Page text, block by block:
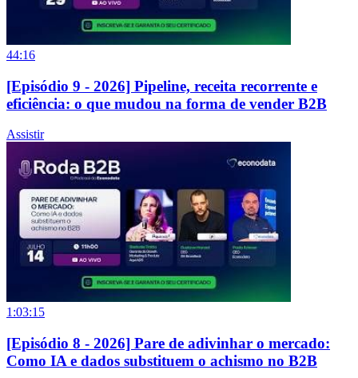
44:16
[Episódio 9 - 2026] Pipeline, receita recorrente e
eficiência: o que mudou na forma de vender B2B
Assistir
1:03:15
[Episódio 8 - 2026] Pare de adivinhar o mercado:
Como IA e dados substituem o achismo no B2B